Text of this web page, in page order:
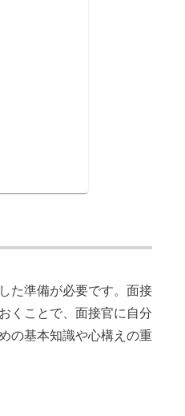
た準備が必要です。面接
くことで、面接官に自分
の基本知識や心構えの重